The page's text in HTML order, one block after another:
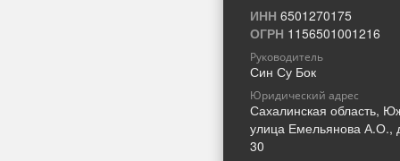
ИНН 6501270175
ОГРН 1156501001216
Руководитель
Син Су Бок
Юридический адрес
Сахалинская область,
улица Емельянова А.О.,
30